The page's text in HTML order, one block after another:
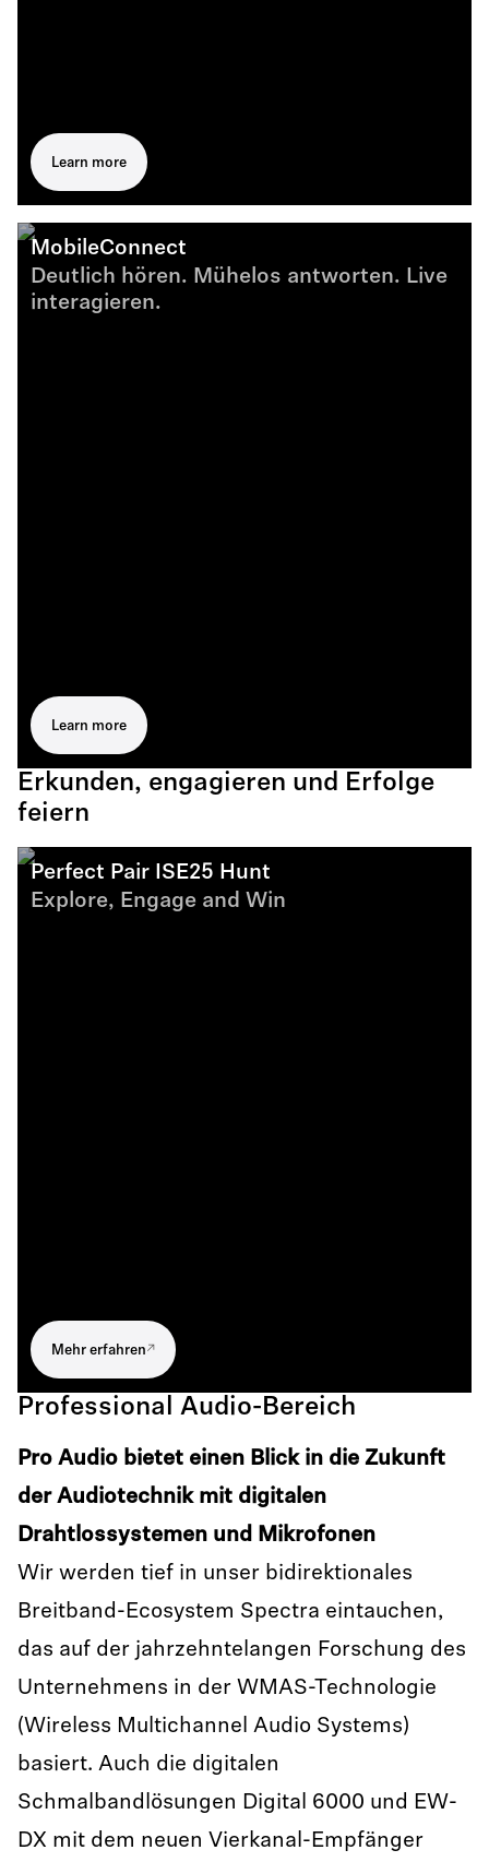
Learn more
MobileConnect
Deutlich hören. Mühelos antworten. Live
interagieren.
Learn more
Erkunden, engagieren und Erfolge
feiern
Perfect Pair ISE25 Hunt
Explore, Engage and Win
Mehr erfahren
Professional Audio-Bereich
Pro Audio bietet einen Blick in die Zukunft
der Audiotechnik mit digitalen
Drahtlossystemen und Mikrofonen
Wir werden tief in unser bidirektionales
Breitband-Ecosystem Spectra eintauchen,
das auf der jahrzehntelangen Forschung des
Unternehmens in der WMAS-Technologie
(Wireless Multichannel Audio Systems)
basiert. Auch die digitalen
Schmalbandlösungen Digital 6000 und EW-
DX mit dem neuen Vierkanal-Empfänger